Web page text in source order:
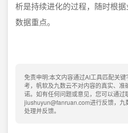
析是持续进化的过程，随时根
数据重点。
免责申明:本文内容通过AI工具匹配关
考，帆软及九数云不对内容的真实、准
诺。如有任何问题或意见，您可以通过
jiushuyun@fanruan.com进行反馈，九
处理并反馈。